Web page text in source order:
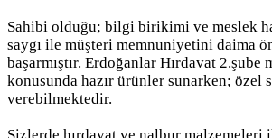
Sahibi olduğu; bilgi birikimi ve meslek
saygı ile müşteri memnuniyetini daima
başarmıştır. Erdoğanlar Hırdavat 2.şube
konusunda hazır ürünler sunarken; özel
verebilmektedir.
Sizlerde hırdavat ve nalbur malzemeleri